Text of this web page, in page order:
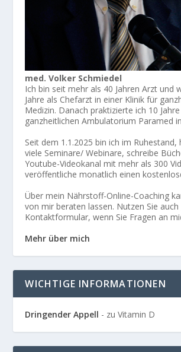
med. Volker Schmiedel
Ich bin seit mehr als 40 Jahren Arzt und
Jahre als Chefarzt in einer Klinik für
Medizin. Danach praktizierte ich 10
ganzheitlichen Ambulatorium Paramed
Seit dem 1.1.2025 bin ich im Ruhestand,
viele Seminare/ Webinare, schreibe
Youtube-Videokanal mit mehr als 300
veröffentliche monatlich einen
Über mein Nährstoff-Online-Coaching
von mir beraten lassen. Nutzen Sie auch
Kontaktformular, wenn Sie Fragen an
Mehr über mich
WICHTIGE INFORMATIONEN
Dringender Appell - zu Vitamin D